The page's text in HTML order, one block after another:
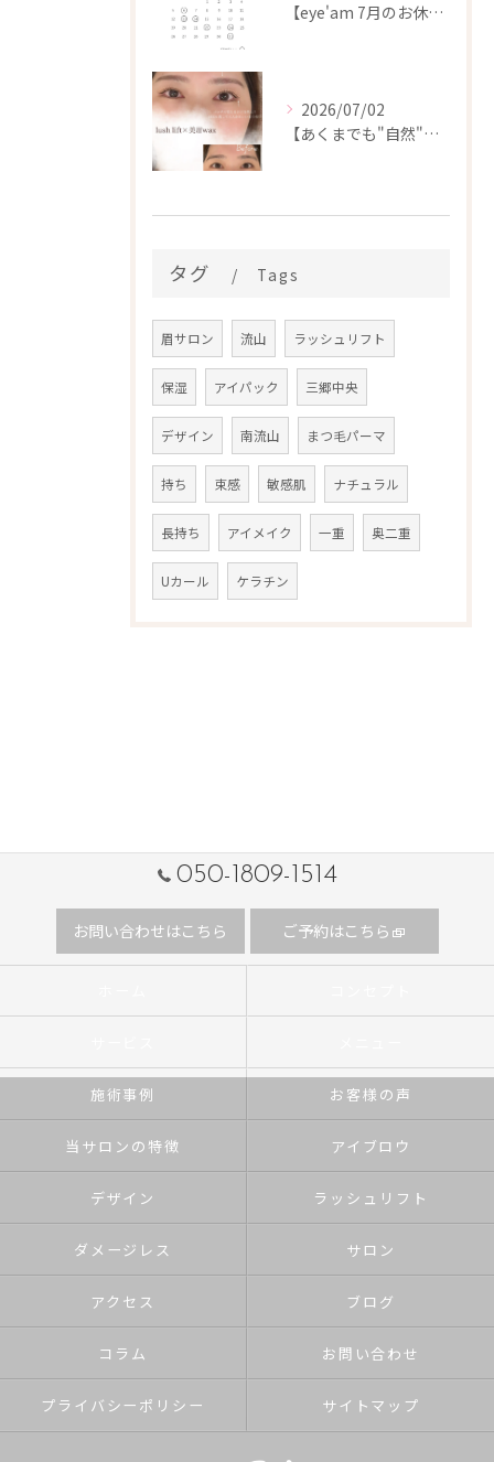
【eye'am 7月のお休み】
2026/07/02
【あくまでも"自然"に🌱大人の垢抜けデザイン♡】
タグ Tags
眉サロン 流山 ラッシュリフト
保湿 アイパック 三郷中央
デザイン 南流山 まつ毛パーマ
持ち 束感 敏感肌 ナチュラル
長持ち アイメイク 一重 奥二重
Uカール ケラチン
050-1809-1514
お問い合わせはこちら ご予約はこちら
施術事例 お客様の声
当サロンの特徴 アイブロウ
デザイン ラッシュリフト
ダメージレス サロン
アクセス ブログ
コラム お問い合わせ
プライバシーポリシー サイトマップ